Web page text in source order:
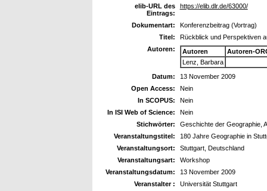
elib-URL des
Eintrags:
https://elib.dlr.de/63000/
Dokumentart:
Konferenzbeitrag (Vortrag)
Titel:
Rückblick und Perspektiven
Autoren:
Autoren
Autoren-
Lenz, Barbara
Datum:
13 November 2009
Open Access:
Nein
In SCOPUS:
Nein
In ISI Web of Science:
Nein
Stichwörter:
Geschichte der Geographie,
Veranstaltungstitel:
180 Jahre Geographie in
Veranstaltungsort:
Stuttgart, Deutschland
Veranstaltungsart:
Workshop
Veranstaltungsdatum:
13 November 2009
Veranstalter :
Universität Stuttgart